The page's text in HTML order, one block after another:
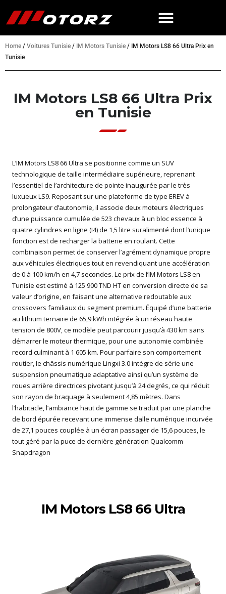
Home / Voitures Tunisie / IM Motors Tunisie / IM Motors LS8 66 Ultra Prix en
Tunisie
IM Motors LS8 66 Ultra Prix
en Tunisie
L’IM Motors LS8 66 Ultra se positionne comme un SUV
technologique de taille intermédiaire supérieure, reprenant
l’essentiel de l’architecture de pointe inaugurée par le très
luxueux LS9. Reposant sur une plateforme de type EREV à
prolongateur d’autonomie, il associe deux moteurs électriques
d’une puissance cumulée de 523 chevaux à un bloc essence à
quatre cylindres en ligne (I4) de 1,5 litre suralimenté dont l’unique
fonction est de recharger la batterie en roulant. Cette
combinaison permet de conserver l’agrément dynamique propre
aux véhicules électriques tout en revendiquant une accélération
de 0 à 100 km/h en 4,7 secondes. Le prix de l’IM Motors LS8 en
Tunisie est estimé à 125 900 TND HT en conversion directe de sa
valeur d’origine, en faisant une alternative redoutable aux
crossovers familiaux du segment premium. Équipé d’une batterie
au lithium ternaire de 65,9 kWh intégrée à un réseau haute
tension de 800V, ce modèle peut parcourir jusqu’à 430 km sans
démarrer le moteur thermique, pour une autonomie combinée
record culminant à 1 605 km. Pour parfaire son comportement
routier, le châssis numérique Lingxi 3.0 intègre de série une
suspension pneumatique adaptative ainsi qu’un système de
roues arrière directrices pivotant jusqu’à 24 degrés, ce qui réduit
son rayon de braquage à seulement 4,85 mètres. Dans
l’habitacle, l’ambiance haut de gamme se traduit par une planche
de bord épurée recevant une immense dalle numérique incurvée
de 27,1 pouces couplée à un écran passager de 15,6 pouces, le
tout géré par la puce de dernière génération Qualcomm
Snapdragon
IM Motors LS8 66 Ultra